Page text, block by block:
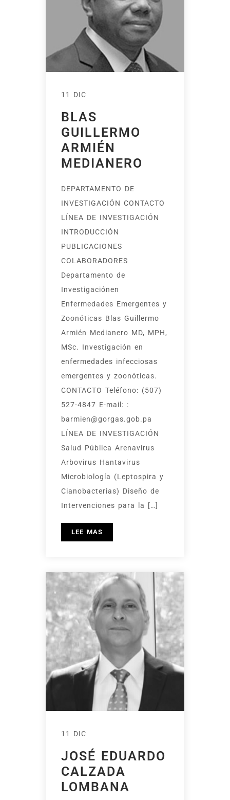
11 DIC
BLAS
GUILLERMO
ARMIÉN
MEDIANERO
DEPARTAMENTO DE
INVESTIGACIÓN CONTACTO
LÍNEA DE INVESTIGACIÓN
INTRODUCCIÓN
PUBLICACIONES
COLABORADORES
Departamento de
Investigaciónen
Enfermedades Emergentes y
Zoonóticas Blas Guillermo
Armién Medianero MD, MPH,
MSc. Investigación en
enfermedades infecciosas
emergentes y zoonóticas.
CONTACTO Teléfono: (507)
527-4847 E-mail: :
barmien@gorgas.gob.pa
LÍNEA DE INVESTIGACIÓN
Salud Pública Arenavirus
Arbovirus Hantavirus
Microbiología (Leptospira y
Cianobacterias) Diseño de
Intervenciones para la […]
LEE MAS
11 DIC
JOSÉ EDUARDO
CALZADA
LOMBANA